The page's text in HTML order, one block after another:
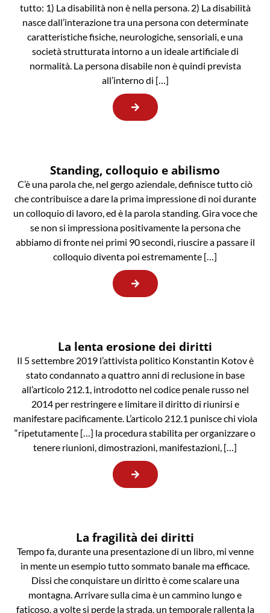
tutto: 1) La disabilità non è nella persona. 2) La disabilità
nasce dall’interazione tra una persona con determinate
caratteristiche fisiche, neurologiche, sensoriali, e una
società strutturata intorno a un ideale artificiale di
normalità. La persona disabile non è quindi prevista
all’interno di […]
Standing, colloquio e abilismo
C’è una parola che, nel gergo aziendale, definisce tutto ciò
che contribuisce a dare la prima impressione di noi durante
un colloquio di lavoro, ed è la parola standing. Gira voce che
se non si impressiona positivamente la persona che
abbiamo di fronte nei primi 90 secondi, riuscire a passare il
colloquio diventa poi estremamente […]
La lenta erosione dei diritti
Il 5 settembre 2019 l’attivista politico Konstantin Kotov è
stato condannato a quattro anni di reclusione in base
all’articolo 212.1, introdotto nel codice penale russo nel
2014 per restringere e limitare il diritto di riunirsi e
manifestare pacificamente. L’articolo 212.1 punisce chi viola
“ripetutamente […] la procedura stabilita per organizzare o
tenere riunioni, dimostrazioni, manifestazioni, […]
La fragilità dei diritti
Tempo fa, durante una presentazione di un libro, mi venne
in mente un esempio tutto sommato banale ma efficace.
Dissi che conquistare un diritto è come scalare una
montagna. Arrivare sulla cima è un cammino lungo e
faticoso, a volte si perde la strada, un temporale rallenta la